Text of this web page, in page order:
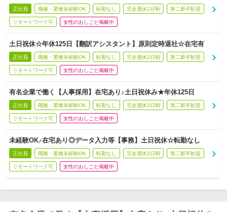
正社員 職種・業種未経験OK 転勤なし 完全週休2日制 第二新卒歓迎
リモートワーク可 女性のおしごと掲載中
土日祝休☆年休125日【翻訳アシスタント】原則定時退社☆在宅有
正社員 職種・業種未経験OK 転勤なし 完全週休2日制 第二新卒歓迎
リモートワーク可 女性のおしごと掲載中
有名企業で働く【人事採用】在宅あり♪土日祝休み★年休125日
正社員 職種・業種未経験OK 転勤なし 完全週休2日制 第二新卒歓迎
リモートワーク可 女性のおしごと掲載中
未経験OK♪在宅あり◎データ入力等【事務】土日祝休☆転勤なし
正社員 職種・業種未経験OK 転勤なし 完全週休2日制 第二新卒歓迎
リモートワーク可 女性のおしごと掲載中